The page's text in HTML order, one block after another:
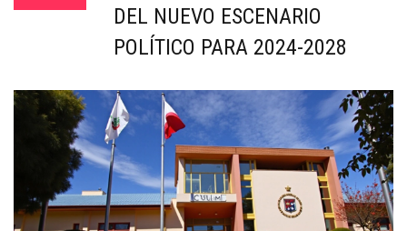
DEL NUEVO ESCENARIO
POLÍTICO PARA 2024-2028